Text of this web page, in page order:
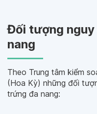
Đối tượng
nang
Theo Trung tâm kiểm
(Hoa Kỳ) những đối
trứng đa nang: